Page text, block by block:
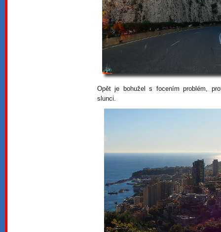
Opět je bohužel s focením problém,
slunci.